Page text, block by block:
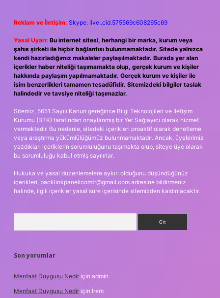
Reklam ve İletişim: Skype: live:.cid.575569c608265c69
Yasal Uyarı: Bu internet sitesi, herhangi bir marka, kurum veya
şahıs şirketi ile hiçbir bağlantısı bulunmamaktadır. Sitede yalnızca
kendi hazırladığımız makaleler paylaşılmaktadır. Burada yer alan
içerikler haber niteliği taşımamakta olup, gerçek kurum ve kişiler
hakkında paylaşım yapılmamaktadır. Gerçek kurum ve kişiler ile
isim benzerlikleri tamamen tesadüfidir. Sitemizdeki bilgiler taslak
halindedir ve tavsiye niteliği taşımazlar.
Sitemiz, 5651 Sayılı Kanun gereğince Bilgi Teknolojileri ve İletişim
Kurumu (BTK) tarafından onaylanmış bir Yer Sağlayıcı olarak hizmet
vermektedir. Bu nedenle, sitedeki içerikleri proaktif olarak denetleme
veya araştırma yükümlülüğümüz bulunmamaktadır. Ancak, üyelerimiz
yazdıkları içeriklerin sorumluluğunu taşımakta olup, siteye üye olarak
bu sorumluluğu kabul etmiş sayılırlar.
Hukuka ve yasal düzenlemelere aykırı olduğunu düşündüğünüz
içerikleri, backlinkpanelicomtr@gmail.com adresine bildirmeniz
halinde, ilgili içerikler yasal süre içerisinde sitemizden kaldırılacaktır.
Son yorumlar
Menfaat Duygusu Nedir için admin
Menfaat Duygusu Nedir için İrem